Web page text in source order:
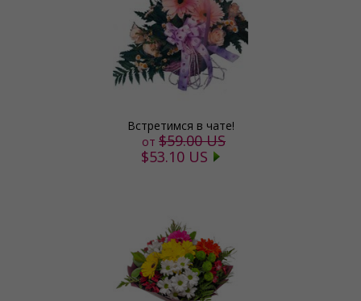
Встретимся в чате!
от $59.00 US
$53.10 US